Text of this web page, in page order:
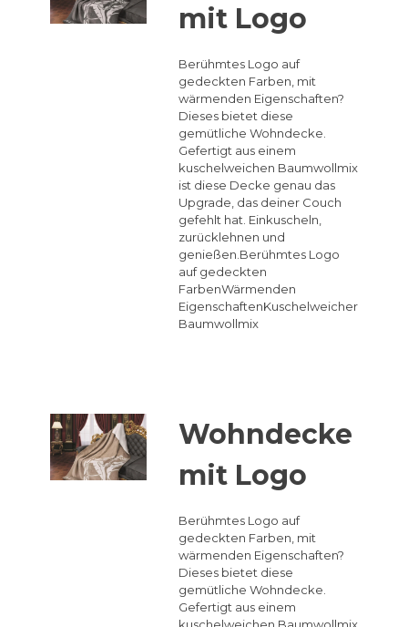
mit Logo
Berühmtes Logo auf
gedeckten Farben, mit
wärmenden Eigenschaften?
Dieses bietet diese
gemütliche Wohndecke.
Gefertigt aus einem
kuschelweichen Baumwollmix
ist diese Decke genau das
Upgrade, das deiner Couch
gefehlt hat. Einkuscheln,
zurücklehnen und
genießen.Berühmtes Logo
auf gedeckten
FarbenWärmenden
EigenschaftenKuschelweicher
Baumwollmix
Wohndecke
mit Logo
Berühmtes Logo auf
gedeckten Farben, mit
wärmenden Eigenschaften?
Dieses bietet diese
gemütliche Wohndecke.
Gefertigt aus einem